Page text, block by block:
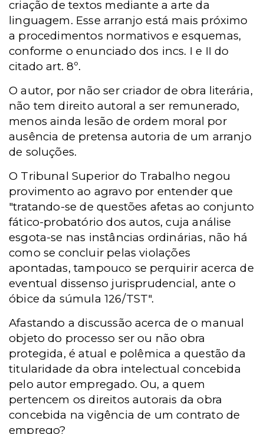
criação de textos mediante a arte da
linguagem. Esse arranjo está mais próximo
a procedimentos normativos e esquemas,
conforme o enunciado dos incs. I e II do
citado art. 8º.
O autor, por não ser criador de obra literária,
não tem direito autoral a ser remunerado,
menos ainda lesão de ordem moral por
ausência de pretensa autoria de um arranjo
de soluções.
O Tribunal Superior do Trabalho negou
provimento ao agravo por entender que
"tratando-se de questões afetas ao conjunto
fático-probatório dos autos, cuja análise
esgota-se nas instâncias ordinárias, não há
como se concluir pelas violações
apontadas, tampouco se perquirir acerca de
eventual dissenso jurisprudencial, ante o
óbice da súmula 126/TST".
Afastando a discussão acerca de o manual
objeto do processo ser ou não obra
protegida, é atual e polêmica a questão da
titularidade da obra intelectual concebida
pelo autor empregado. Ou, a quem
pertencem os direitos autorais da obra
concebida na vigência de um contrato de
emprego?